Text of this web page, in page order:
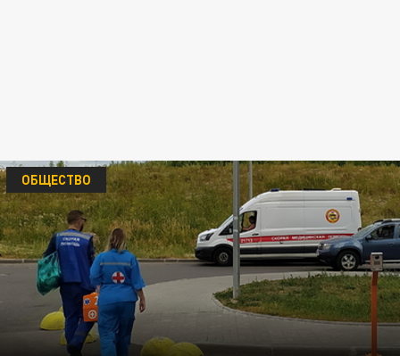
ОБЩЕСТВО